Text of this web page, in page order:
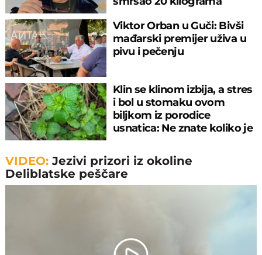
Viktor Orban u Guči: Bivši
mađarski premijer uživa u
pivu i pečenju
Klin se klinom izbija, a stres
i bol u stomaku ovom
biljkom iz porodice
usnatica: Ne znate koliko je
VIDEO:Jezivi prizori iz okoline
Deliblatske peščare